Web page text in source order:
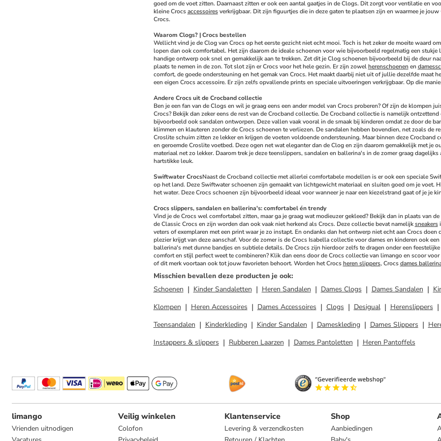
goed om de voet zitten. Daarnaast zitten er ook een aantal gaatjes in de Clogs. Dit zorgt voor ventilatie en
kleine Crocs accessoires verkrijgbaar. Dit zijn figuurtjes die in deze gaten te plaatsen zijn en waarmee je
Crocs.
Waarom Clogs? | Crocs bestellen
Wellicht vind je de Clog van Crocs op het eerste gezicht niet echt mooi. Toch is het zeker de moeite waard
lopen dan ook comfortabel. Het zijn daarom de ideale schoenen voor wie bijvoorbeeld regelmatig een
handige ontwerp ook snel en gemakkelijk aan te trekken. Zet dit je Clog schoenen bijvoorbeeld bij de deur
plaats te nemen in de zon. Tot slot zijn er Crocs voor het hele gezin. Er zijn zowel herenschoenen en
comfort, de goede ondersteuning en het gemak van Crocs. Het maakt daarbij niet uit of jullie dezelfde maat
een eigen Crocs accessoire. Er zijn zelfs opvallende prints en speciale uitvoeringen verkrijgbaar. Op die
Andere Crocs uit de Crocband collectie
Ben je een fan van de Clogs en wil je graag eens een ander model van Crocs proberen? Of zijn de klompen
Crocs? Bekijk dan zeker eens de rest van de Crocband collectie. De Crocband collectie is namelijk
bijvoorbeeld ook sandalen ontworpen. Deze vallen vaak vooral in de smaak bij kinderen omdat ze door de
klimmen en klauteren zonder de Crocs schoenen te verliezen. De sandalen hebben bovendien, net zoals de
Croslite schuim zitten ze lekker en krijgen de voeten voldoende ondersteuning. Maar binnen deze
en geroemde Croslite voetbed. Deze ogen net wat eleganter dan de Clog en zijn daarom gemakkelijk met je
materiaal net zo lekker. Daarom trek je deze teenslippers, sandalen en ballerina's in de zomer graag
hartstikke leuk.
Swiftwater CrocsNaast de Crocband collectie met allerlei comfortabele modellen is er ook een speciale
op het land. Deze Swiftwater schoenen zijn gemaakt van lichtgewicht materiaal en sluiten goed om je voet.
het water. Deze Crocs schoenen zijn bijvoorbeeld ideaal voor wanneer je naar een kiezelstrand gaat of je je
Crocs slippers, sandalen en ballerina's: comfortabel én trendy
Vind je de Crocs wel comfortabel zitten, maar ga je graag wat modieuzer gekleed? Bekijk dan in plaats van
de Classic Crocs en zijn worden dan ook vaak niet herkend als Crocs. Deze collectie bevat namelijk sneakers
veters of exemplaren met een print waar je zo instapt. En ondanks dan het ontwerp niet echt aan Crocs
plezier krijgt van deze aanschaf. Voor de zomer is de Crocs Isabella collectie voor dames en kinderen ook
ballerina's met dunne bandjes en subtiele details. De Crocs zijn hierdoor zelfs te dragen onder een feestelijke
comfort en stijl perfect weet te combineren? Klik dan eens door de Crocs collectie van limango en scoor
of dit merk voortaan ook tot jouw favorieten behoort. Worden het Crocs heren slippers, Crocs dames
Misschien bevallen deze producten je ook:
Schoenen
Kinder Sandaletten Heren Sandalen Dames Clogs Dames Sandalen
Klompen
Heren Accessoires Dames Accessoires Clogs Desigual
Herenslippers
Teensandalen
Kinderkleding Kinder Sandalen Dameskleding Dames Slippers
Instappers & slippers
Rubberen Laarzen Dames Pantoletten Heren Pantoffels
limango
Vrienden uitnodigen
Veilig winkelen
Colofon
Klantenservice
Levering & verzendkosten
Shop
Aanbiedingen